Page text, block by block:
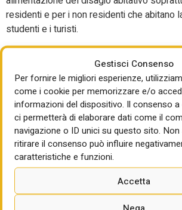
Gestisci Consenso
Per fornire le migliori esperienze,
come i cookie per memorizzare e/o
informazioni del dispositivo. Il consenso
ci permetterà di elaborare dati come il
navigazione o ID unici su questo sito.
ritirare il consenso può influire
caratteristiche e funzioni.
Accetta
residenti e per i non residenti che abitano
studenti e i turisti.
Nelle città del Nord, nelle grandi città o
vocazione turistica, come Roma, Milano e
fenomeno degli alloggi Airbnb ha uno
piuttosto maturo, mentre in altre città,
questo fenomeno è più recente e ha
contenute. Anche qui, tuttavia, come
registra un’accelerazione.
Il fattore-Airbnb è considerato insieme
concorrono a determinare il prezzo delle
questi – afferma lo studio – la
della città, il livello medio di reddito, il